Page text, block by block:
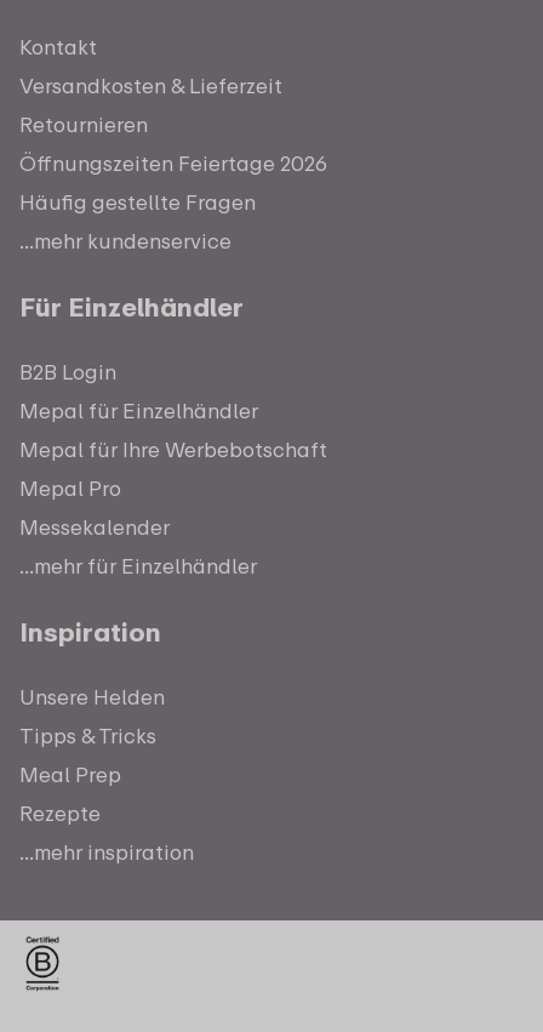
Kontakt
Versandkosten & Lieferzeit
Retournieren
Öffnungszeiten Feiertage 2026
Häufig gestellte Fragen
...mehr kundenservice
Für Einzelhändler
B2B Login
Mepal für Einzelhändler
Mepal für Ihre Werbebotschaft
Mepal Pro
Messekalender
...mehr für Einzelhändler
Inspiration
Unsere Helden
Tipps & Tricks
Meal Prep
Rezepte
...mehr inspiration